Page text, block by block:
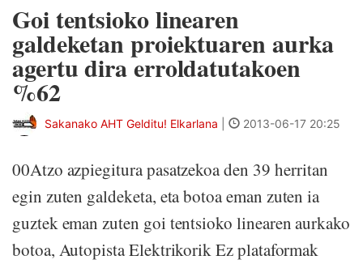
Goi tentsioko linearen
galdeketan proiektuaren aurka
agertu dira erroldatutakoen
%62
Sakanako AHT Gelditu! Elkarlana 2013-06-17 20:25
00Atzo azpiegitura pasatzekoa den 39 herritan
egin zuten galdeketa, eta botoa eman zuten ia
guztek eman zuten goi tentsioko linearen aurkako
botoa, Autopista Elektrikorik Ez plataformak